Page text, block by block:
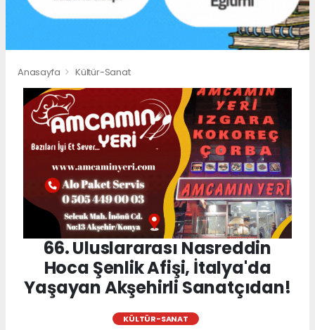
Anasayfa Kültür-Sanat
66. Uluslararası Nasreddin
Hoca Şenlik Afişi, İtalya'da
Yaşayan Akşehirli Sanatçıdan!
KÜLTÜR-SANAT